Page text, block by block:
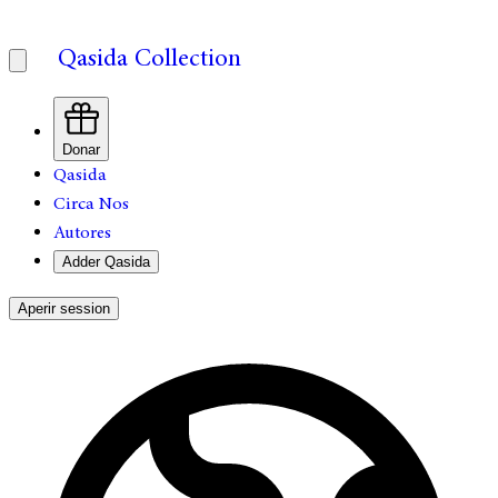
Qasida Collection
Donar
Qasida
Circa Nos
Autores
Adder Qasida
Aperir session